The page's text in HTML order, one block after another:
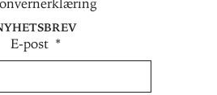
E-post